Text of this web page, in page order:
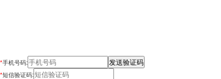
*手机号码:
*短信验证码: